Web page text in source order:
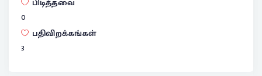
பிடித்தவை
0
பதிவிறக்கங்கள்
3